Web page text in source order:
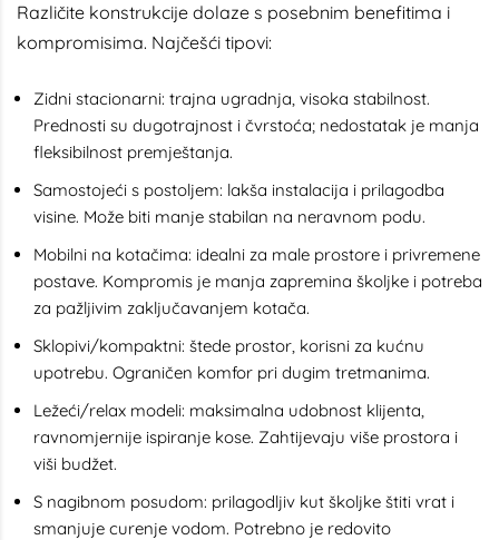
Različite konstrukcije dolaze s posebnim benefitima i
kompromisima. Najčešći tipovi:
Zidni stacionarni: trajna ugradnja, visoka stabilnost.
Prednosti su dugotrajnost i čvrstoća; nedostatak je manja
fleksibilnost premještanja.
Samostojeći s postoljem: lakša instalacija i prilagodba
visine. Može biti manje stabilan na neravnom podu.
Mobilni na kotačima: idealni za male prostore i privremene
postave. Kompromis je manja zapremina školjke i potreba
za pažljivim zaključavanjem kotača.
Sklopivi/kompaktni: štede prostor, korisni za kućnu
upotrebu. Ograničen komfor pri dugim tretmanima.
Ležeći/relax modeli: maksimalna udobnost klijenta,
ravnomjernije ispiranje kose. Zahtijevaju više prostora i
viši budžet.
S nagibnom posudom: prilagodljiv kut školjke štiti vrat i
smanjuje curenje vodom. Potrebno je redovito